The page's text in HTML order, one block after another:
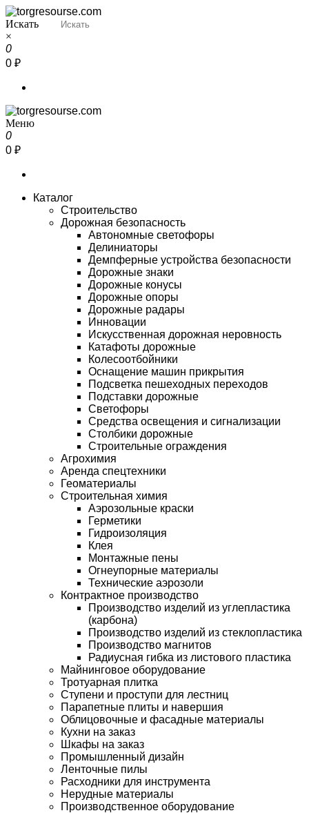
Перейти
к
содержимому
Torgresourse
Промышленный маркетплейс
Искать
×
0
0 ₽
Torgresourse
Промышленный маркетплейс
Меню
0
0 ₽
Каталог
Строительство
Дорожная безопасность
Автономные светофоры
Делиниаторы
Демпферные устройства безопасности
Дорожные знаки
Дорожные конусы
Дорожные опоры
Дорожные радары
Инновации
Искусственная дорожная неровность
Катафоты дорожные
Колесоотбойники
Оснащение машин прикрытия
Подсветка пешеходных переходов
Подставки дорожные
Светофоры
Средства освещения и сигнализации
Столбики дорожные
Строительные ограждения
Агрохимия
Аренда спецтехники
Геоматериалы
Строительная химия
Аэрозольные краски
Герметики
Гидроизоляция
Клея
Монтажные пены
Огнеупорные материалы
Технические аэрозоли
Контрактное производство
Производство изделий из углепластика
(карбона)
Производство изделий из стеклопластика
Производство магнитов
Радиусная гибка из листового пластика
Майнинговое оборудование
Тротуарная плитка
Ступени и проступи для лестниц
Парапетные плиты и навершия
Облицовочные и фасадные материалы
Кухни на заказ
Шкафы на заказ
Промышленный дизайн
Ленточные пилы
Расходники для инструмента
Нерудные материалы
Производственное оборудование